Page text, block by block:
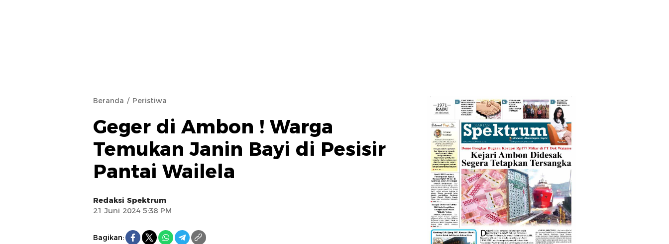
Beranda Peristiwa
Geger di Ambon ! Warga
Temukan Janin Bayi di Pesisir
Pantai Wailela
Redaksi Spektrum
21 Juni 2024 5:38 PM
Bagikan: